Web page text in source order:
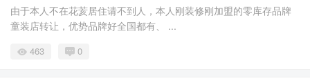
由于本人不在花荄居住请不到人，本人刚装修刚加盟的零库存品牌
童装店转让，优势品牌好全国都有、 ...
463 0